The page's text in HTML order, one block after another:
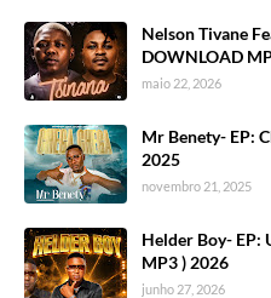
Nelson Tivane
DOWNLOAD
maio 22, 2026
Mr Benety- EP:
2025
novembro 21, 2025
Helder Boy- EP:
MP3 ) 2026
junho 27, 2026